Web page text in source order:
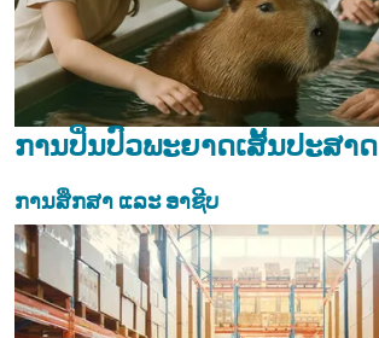
ການປິ່ນປົວພະຍາດເສັ້ນປະສາດ
ການສຶກສາ ແລະ ອາຊີບ